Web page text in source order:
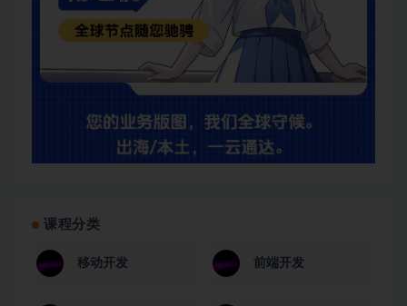
课程分类
移动开发 前端开发